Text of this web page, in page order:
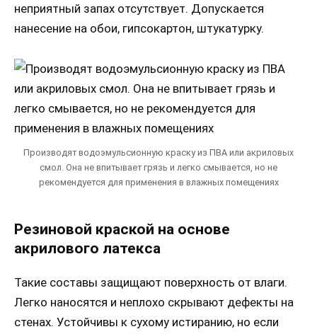
неприятный запах отсутствует. Допускается
нанесение на обои, гипсокартон, штукатурку.
Производят водоэмульсионную краску из ПВА или акриловых
смол. Она не впитывает грязь и легко смывается, но не
рекомендуется для применения в влажных помещениях
Резиновой краской на основе
акрилового латекса
Такие составы защищают поверхность от влаги.
Легко наносятся и неплохо скрывают дефекты на
стенах. Устойчивы к сухому истиранию, но если